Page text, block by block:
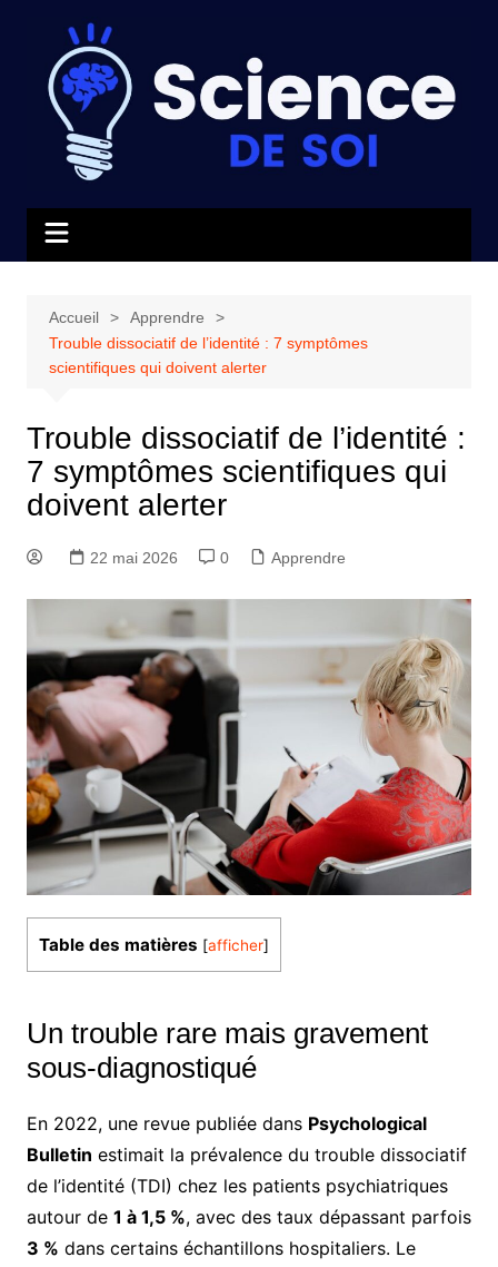
contenu
Accueil
Apprendre
Trouble dissociatif de l’identité : 7 symptômes
scientifiques qui doivent alerter
Trouble dissociatif de l’identité :
7 symptômes scientifiques qui
doivent alerter
22 mai 2026 0 Apprendre
Table des matières [afficher]
Un trouble rare mais gravement
sous-diagnostiqué
En 2022, une revue publiée dans Psychological
Bulletin estimait la prévalence du trouble dissociatif
de l’identité (TDI) chez les patients psychiatriques
autour de 1 à 1,5 %, avec des taux dépassant parfois
3 % dans certains échantillons hospitaliers. Le